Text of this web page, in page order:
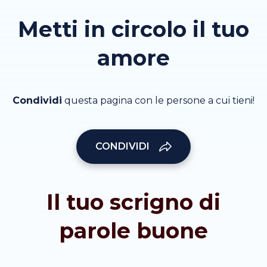
Metti in circolo il tuo
amore
Condividi questa pagina con le persone a cui tieni!
CONDIVIDI
Il tuo scrigno di
parole buone